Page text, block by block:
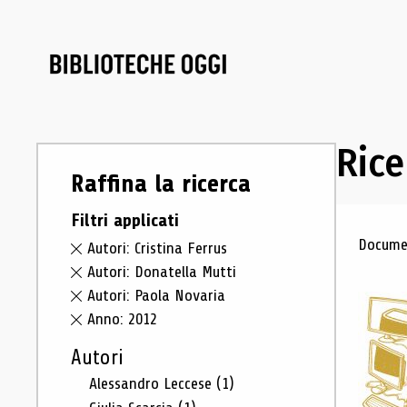
Raffina la ricerca
Filtri applicati
Autori: Cristina Ferrus
Autori: Donatella Mutti
Autori: Paola Novaria
Anno: 2012
Autori
Alessandro Leccese (1)